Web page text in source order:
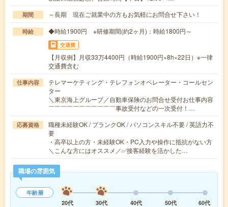
期間 ～長期 現在ご就業中の方もお気軽にお問合せ下さい！
時給 ◆時給1900円 ※研修期間(約2ヶ月)：時給1800円～
交通費
【月収例】月収33万4400円（時給1900円×8h×22日）※一律
交通費含む
仕事内容
テレマーケティング・テレフォンオペレーター・コールセン
ター
＼東京海上グループ／自動車保険のお問合せ受付お仕事内容
￣￣￣￣￣￣￣￣￣￣￣事故受付などの一次受付！…
応募資格
職種未経験OK / ブランクOK / パソコンスキル不要 / 英語力不
要
・高卒以上の方・未経験OK・PC入力や操作に抵抗がない方
＼こんな方にはオススメ／✅接客経験を活かした…
職場の雰囲気
年齢層
20代
30代 40代 50代
60代